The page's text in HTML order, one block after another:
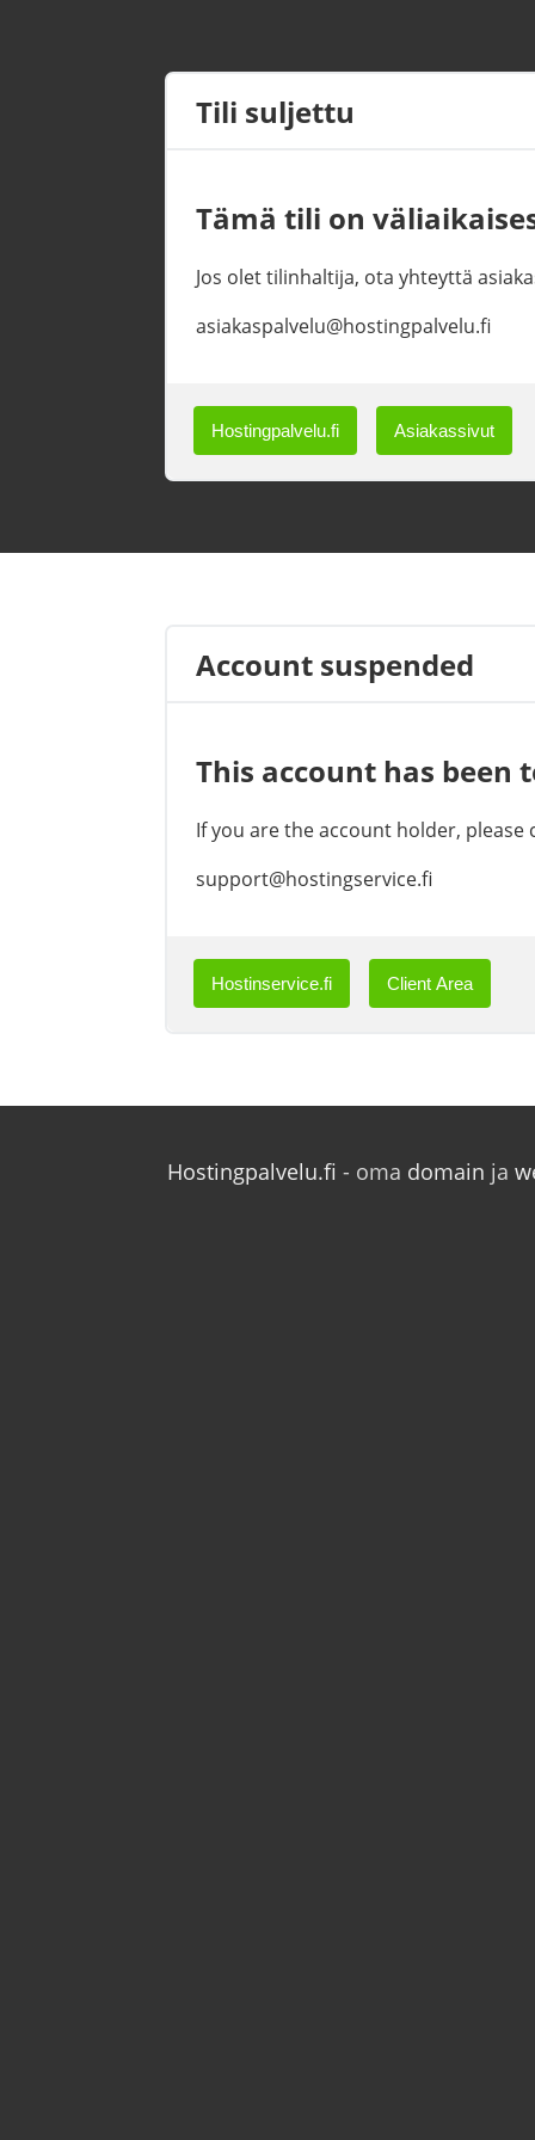
Tili suljettu
Tämä tili on
Jos olet tilinhaltija, ota yhteyttä
asiakaspalvelu@hostingpalvelu.fi
Hostingpalvelu.fi Asiakassivut
Account suspended
This account has been
If you are the account holder,
support@hostingservice.fi
Hostinservice.fi Client Area
Hostingpalvelu.fi - oma domain ja